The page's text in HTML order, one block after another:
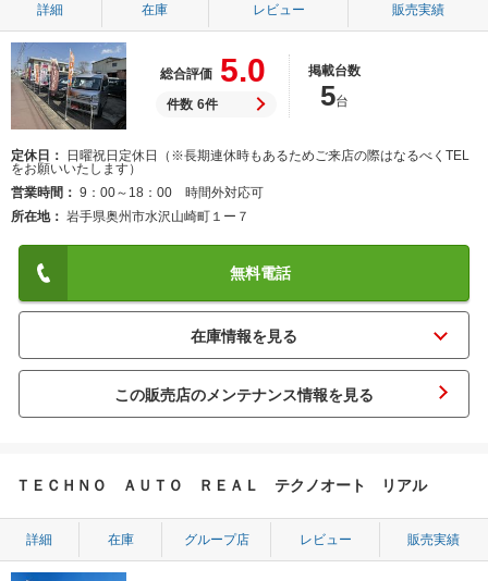
詳細 在庫 レビュー 販売実績
総合評価 5.0
件数 6件
掲載台数
5台
定休日
日曜祝日定休日（※長期連休時もあるためご来店の際はなるべくTEL
をお願いいたします）
営業時間
9：00～18：00 時間外対応可
所在地
岩手県奥州市水沢山崎町１ー７
無料電話
この販売店のメンテナンス情報を見る
ＴＥＣＨＮＯ ＡＵＴＯ ＲＥＡＬ テクノオート リアル
詳細 在庫 グループ店 レビュー 販売実績